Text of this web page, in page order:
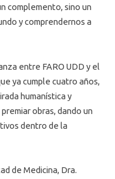
complemento, sino un
y comprendernos a
entre FARO UDD y el
ya cumple cuatro años,
humanística y
obras, dando un
dentro de la
de Medicina, Dra.